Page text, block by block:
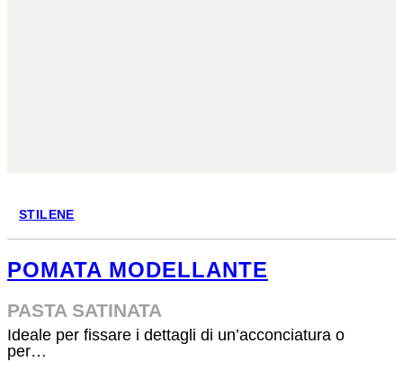
STILENE
POMATA MODELLANTE
PASTA SATINATA
Ideale per fissare i dettagli di un’acconciatura o
per…